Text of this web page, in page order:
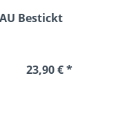
Bestickt
23,90 € *